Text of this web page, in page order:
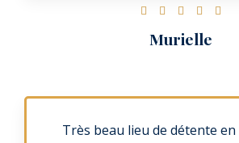
    
5
u
Murielle
Très beau lieu de détente en